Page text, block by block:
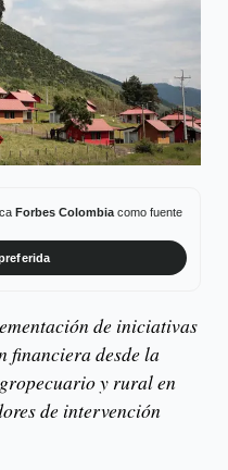
Forbes Colombiacomo fuente
de iniciativas
financiera desde la
y rural en
de intervención